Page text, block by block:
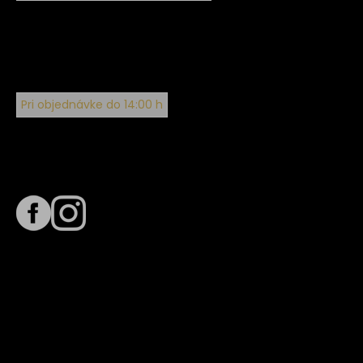
Pri objednávke do 14:00 h